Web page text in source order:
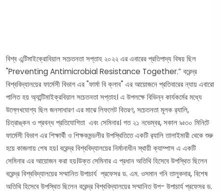
বিশ্ব এন্টিমাইক্রোবিয়াল সচেতনতা সপ্তাহ ২০২২ এর এবারের প্রতিপাদ্য বিষয় ছিল
"Preventing Antimicrobial Resistance Together.” বরেন্দ্র
বিশ্ববিদ্যালয়ের ফার্মেসী বিভাগ এর "ফার্মা বি ক্লাব" এর আয়োজনে প্রতিবারের ন্যায় এবারো
পালিত হয় অ্যান্টিমাইক্রবিয়াল সচেতনতা সপ্তাহ। এ উপলক্ষে বিভিন্ন কার্যকর্মের মধ্যে
উল্লেখযোগ্য ছিল জনসাধারণ এর মাঝে লিফলেট বিতরণ, সচেতনতা মূলক র‍্যালি,
চিত্রাঙ্কন ও প্রবন্ধ প্রতিযোগিতা এবং সেমিনার। গত ২১ নভেম্বর, সকাল ৯ঃ৩০ মিনিটে
ফার্মেসী বিভাগ এর শিক্ষার্থী ও শিক্ষকমন্ডলীর উপস্থিতিতে একটি র‍্যালি তালাইমারী থেকে শুরু
হয়ে কাজলায় শেষ হয়। বরেন্দ্র বিশ্ববিদ্যালয়ের নির্মানাধীন স্থায়ী ক্যাম্পাস এ একটি
সেমিনার এর আয়োজন করা হয়।উক্ত সেমিনার এ প্রধান অতিথি হিসেবে উপস্থিত ছিলেন
বরেন্দ্র বিশ্ববিদ্যালয়ের সম্মানিত উপাচার্য প্রফেসর ড. এম. ওসমান গনি তালুকদার, বিশেষ
অতিথি হিসেবে উপস্থিত ছিলেন বরেন্দ্র বিশ্ববিদ্যালয়ের সম্মানিত উপ- উপাচার্য প্রফেসর ড.